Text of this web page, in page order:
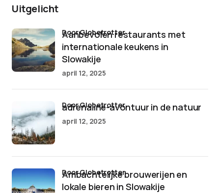
Uitgelicht
Aanbevolen restaurants met
internationale keukens in
Slowakije
door Globetrotter
april 12, 2025
adrenaline-avontuur in de natuur
door Globetrotter
april 12, 2025
Ambachtelijke brouwerijen en
lokale bieren in Slowakije
door Globetrotter